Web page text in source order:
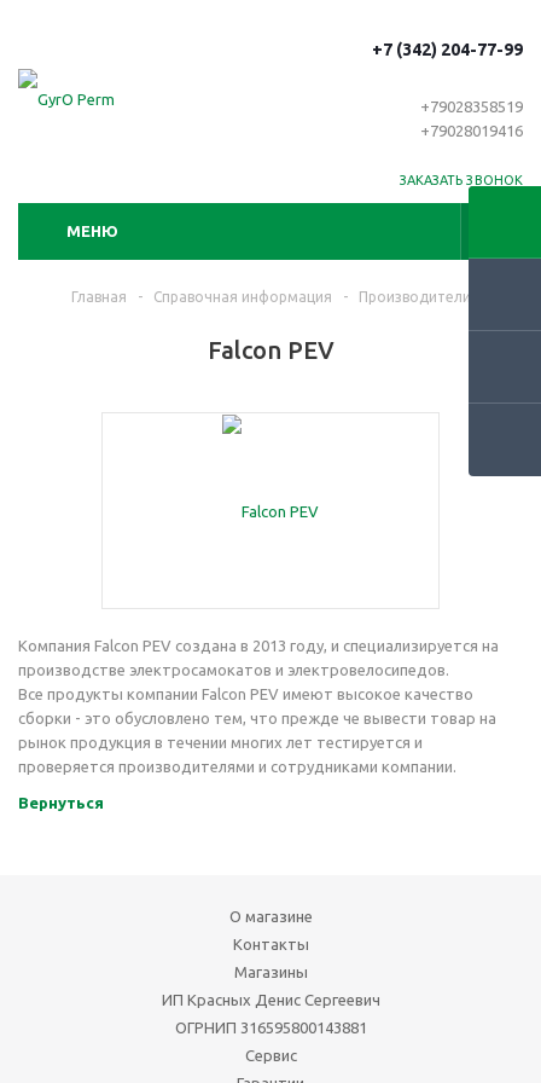
+7 (342) 204-77-99
+79028358519
+79028019416
ЗАКАЗАТЬ ЗВОНОК
МЕНЮ
Главная - Справочная информация - Производители
Falcon PEV
Компания Falcon PEV создана в 2013 году, и специализируется на
производстве электросамокатов и электровелосипедов.
Все продукты компании Falcon PEV имеют высокое качество
сборки - это обусловлено тем, что прежде че вывести товар на
рынок продукция в течении многих лет тестируется и
проверяется производителями и сотрудниками компании.
Вернуться
О магазине
Контакты
Магазины
ИП Красных Денис Сергеевич
ОГРНИП 316595800143881
Сервис